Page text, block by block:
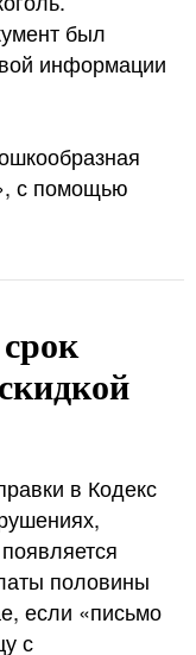
был
информации
с помощью
в Кодекс
половины
если «письмо
с